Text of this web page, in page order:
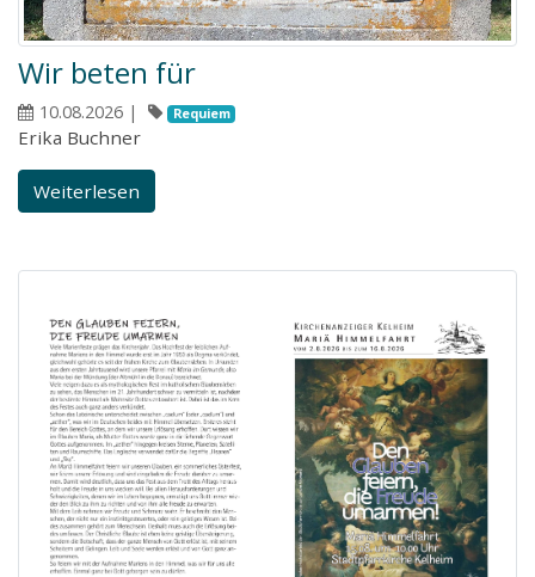
Wir beten für
10.08.2026 | Requiem
Erika Buchner
Weiterlesen